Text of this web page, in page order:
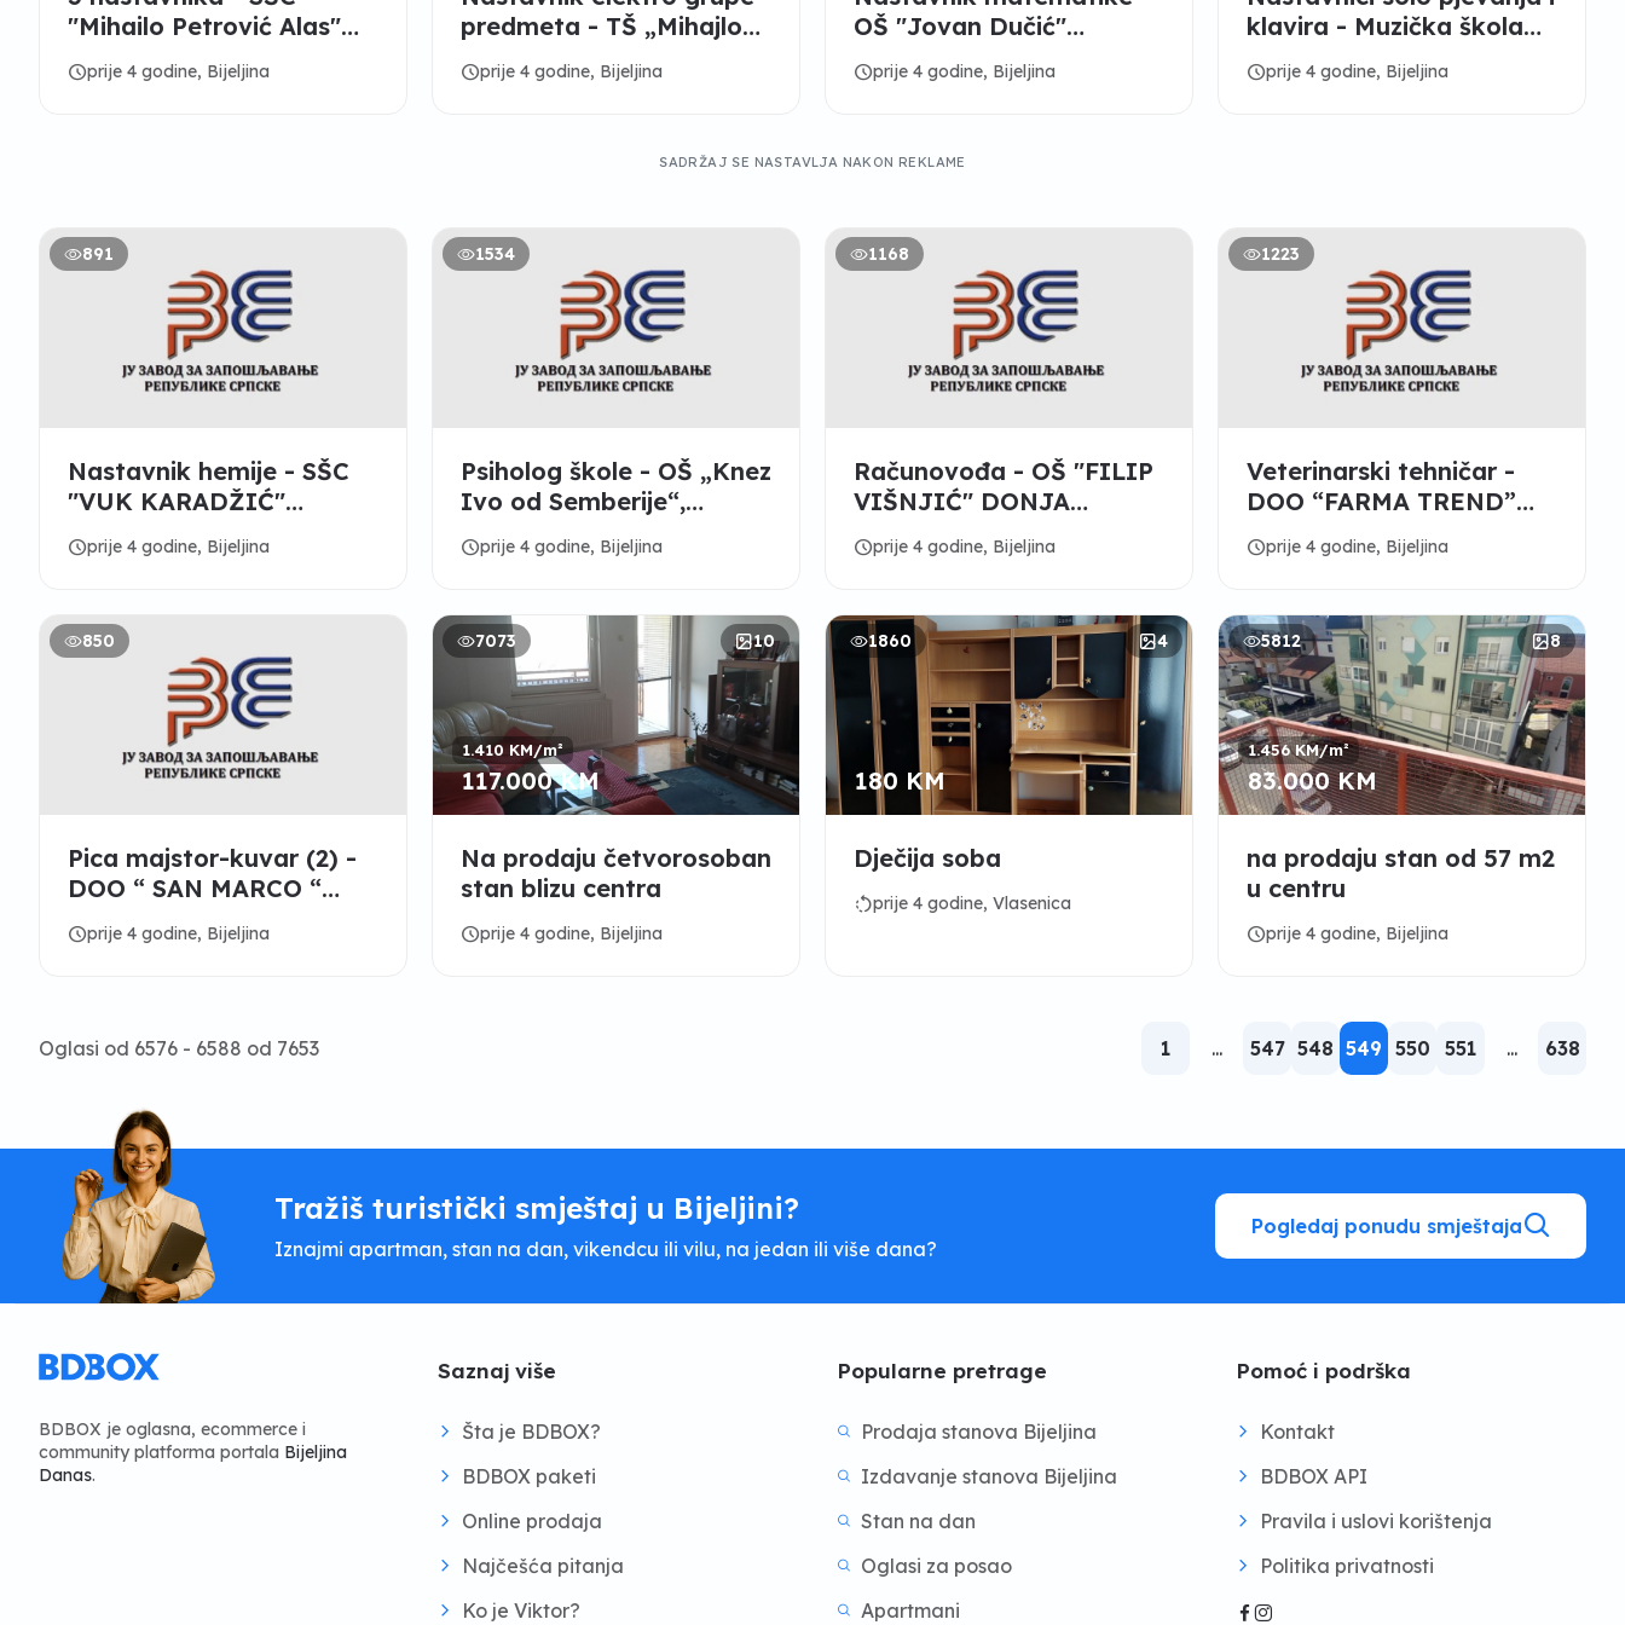
"Mihailo Petrović Alas"
Ugljevik
scheduleprije 4 godine, Bijeljina
predmeta - TŠ „Mihajlo
Pupin“, Bijeljina
scheduleprije 4 godine, Bijeljina
OŠ "Jovan Dučić"
Bijeljina
scheduleprije 4 godine, Bijeljina
klavira - Muzička škola
„Stevan Stojanović
Mokranjac“
scheduleprije 4 godine, Bijeljina
SADRŽAJ SE NASTAVLJA NAKON REKLAME
891
Nastavnik hemije - SŠC
"VUK KARADŽIĆ"
LOPARE
scheduleprije 4 godine, Bijeljina
1534
Psiholog škole - OŠ „Knez
Ivo od Semberije“,
Bijeljina
scheduleprije 4 godine, Bijeljina
1168
Računovođa - OŠ "FILIP
VIŠNJIĆ" DONJA
TRNOVA
scheduleprije 4 godine, Bijeljina
1223
Veterinarski tehničar -
DOO “FARMA TREND”
Dvorovi
scheduleprije 4 godine, Bijeljina
850
Pica majstor-kuvar (2) -
DOO “ SAN MARCO “
BIJELJINA
scheduleprije 4 godine, Bijeljina
7073 10
1.410 KM/m²
117.000 KM
Na prodaju četvorosoban
stan blizu centra
scheduleprije 4 godine, Bijeljina
1860 4
180 KM
Dječija soba
rotate_leftprije 4 godine, Vlasenica
5812 8
1.456 KM/m²
83.000 KM
na prodaju stan od 57 m2
u centru
scheduleprije 4 godine, Bijeljina
Oglasi od 6576 - 6588 od 7653 1 ... 547 548 549 550 551 ... 638
Tražiš turistički smještaj u Bijeljini?
Iznajmi apartman, stan na dan, vikendcu ili vilu, na jedan ili više dana?
Pogledaj ponudu smještaja
BDBOX je oglasna, ecommerce i
community platforma portala Bijeljina
Danas.
Saznaj više
Šta je BDBOX?
BDBOX paketi
Online prodaja
Najčešća pitanja
Ko je Viktor?
Popularne pretrage
Prodaja stanova Bijeljina
Izdavanje stanova Bijeljina
Stan na dan
Oglasi za posao
Apartmani
Pomoć i podrška
Kontakt
BDBOX API
Pravila i uslovi korištenja
Politika privatnosti